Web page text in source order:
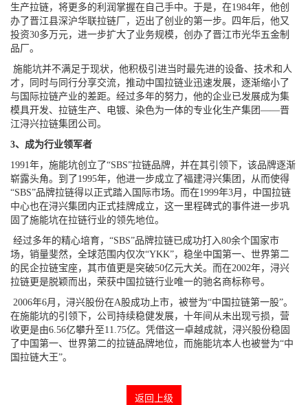
生产拉链，将更多的利润掌握在自己手中。于是，在1984年，他创
办了晋江县深沪华联拉链厂，迈出了创业的第一步。四年后，他又
投资30多万元，进一步扩大了业务规模，创办了晋江市光华五金制
品厂。
施能坑并不满足于现状，他积极引进当时最先进的设备、技术和人
才，同时与同行分享交流，推动中国拉链业迅速发展，逐渐缩小了
与国际拉链产业的差距。经过多年的努力，他的企业已发展成为集
模具开发、拉链生产、电镀、染色为一体的专业化生产集团——晋
江浔兴拉链集团公司。
3、成为行业领军者
1991年，施能坑创立了“SBS”拉链品牌，并在其引领下，该品牌逐渐
崭露头角。到了1995年，他进一步成立了福建浔兴集团，从而使得
“SBS”品牌拉链得以正式踏入国际市场。而在1999年3月，中国拉链
中心也在浔兴集团内正式挂牌成立，这一里程碑式的事件进一步巩
固了施能坑在拉链行业的领先地位。
经过多年的精心培育，“SBS”品牌拉链已成功打入80余个国家市
场，销量斐然，全球范围内仅次“YKK”，稳坐中国第一、世界第二
的民企拉链宝座，其市值更是突破50亿元大关。而在2002年，浔兴
拉链更是脱颖而出，荣获中国拉链行业唯一的驰名商标称号。
2006年6月，浔兴股份在A股成功上市，被誉为“中国拉链第一股”。
在施能坑的引领下，公司持续稳健发展，十年间从未出现亏损，营
收更是由6.56亿攀升至11.75亿。凭借这一卓越成就，浔兴股份稳固
了中国第一、世界第二的拉链品牌地位，而施能坑本人也被誉为“中
国拉链大王”。
返回上级